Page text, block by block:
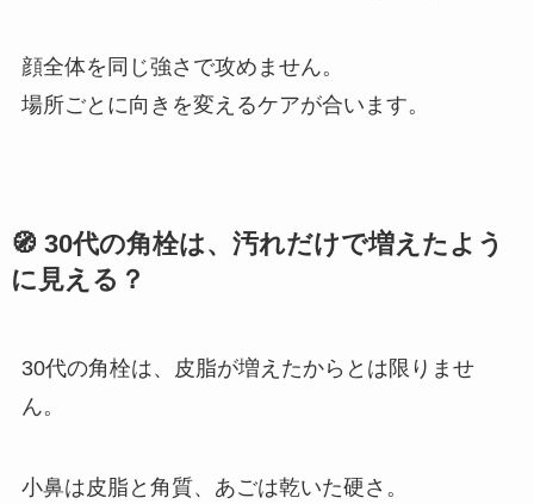
顔全体を同じ強さで攻めません。
場所ごとに向きを変えるケアが合います。
🧭 30代の角栓は、汚れだけで増えたよう
に見える？
30代の角栓は、皮脂が増えたからとは限りませ
ん。
小鼻は皮脂と角質、あごは乾いた硬さ。